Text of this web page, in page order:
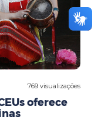
769 visualizações
oferece